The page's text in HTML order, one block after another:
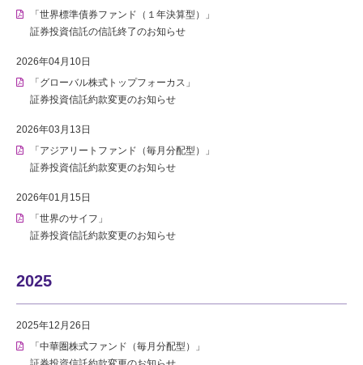
「世界標準債券ファンド（１年決算型）」
証券投資信託の信託終了のお知らせ
2026年04月10日
「グローバル株式トップフォーカス」
証券投資信託約款変更のお知らせ
2026年03月13日
「アジアリートファンド（毎月分配型）」
証券投資信託約款変更のお知らせ
2026年01月15日
「世界のサイフ」
証券投資信託約款変更のお知らせ
2025
2025年12月26日
「中華圏株式ファンド（毎月分配型）」